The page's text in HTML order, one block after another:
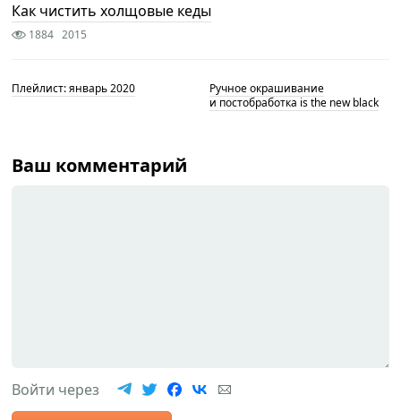
Как чистить холщовые кеды
1884 2015
Плейлист: январь 2020
Ручное окрашивание
и постобработка is the new black
Ваш комментарий
Войти через